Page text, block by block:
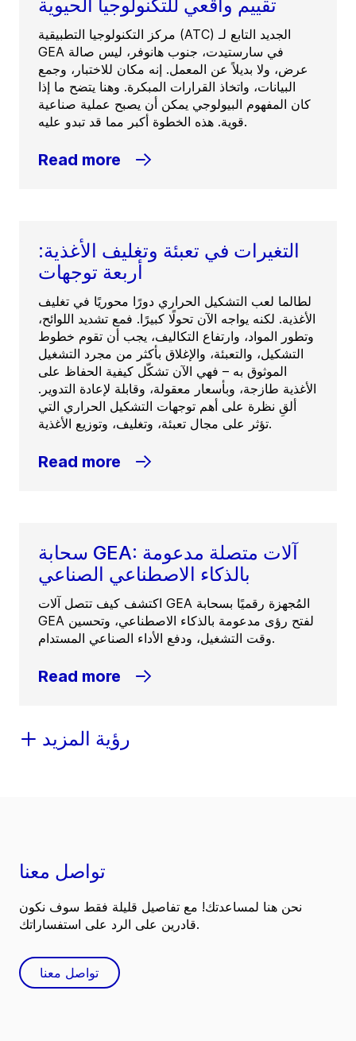
تقييم واقعي للتكنولوجيا الحيوية
مركز التكنولوجيا التطبيقية (ATC) الجديد التابع لـ
GEA في سارستيدت، جنوب هانوفر، ليس صالة
عرض، ولا بديلاً عن المعمل. إنه مكان للاختبار، وجمع
البيانات، واتخاذ القرارات المبكرة. وهنا يتضح ما إذا
كان المفهوم البيولوجي يمكن أن يصبح عملية صناعية
قوية. هذه الخطوة أكبر مما قد تبدو عليه.
Read more
التغيرات في تعبئة وتغليف الأغذية:
أربعة توجهات
لطالما لعب التشكيل الحراري دورًا محوريًا في تغليف
الأغذية. لكنه يواجه الآن تحولًا كبيرًا. فمع تشديد اللوائح،
وتطور المواد، وارتفاع التكاليف، يجب أن تقوم خطوط
التشكيل، والتعبئة، والإغلاق بأكثر من مجرد التشغيل
الموثوق به – فهي الآن تشكّل كيفية الحفاظ على
الأغذية طازجة، وبأسعار معقولة، وقابلة لإعادة التدوير.
ألقِ نظرة على أهم توجهات التشكيل الحراري التي
تؤثر على مجال تعبئة، وتغليف، وتوزيع الأغذية.
Read more
سحابة GEA: آلات متصلة مدعومة
بالذكاء الاصطناعي الصناعي
اكتشف كيف تتصل آلات GEA المُجهزة رقميًا بسحابة
GEA لفتح رؤى مدعومة بالذكاء الاصطناعي، وتحسين
وقت التشغيل، ودفع الأداء الصناعي المستدام.
Read more
رؤية المزيد
تواصل معنا
نحن هنا لمساعدتك! مع تفاصيل قليلة فقط سوف نكون
قادرين على الرد على استفساراتك.
تواصل معنا